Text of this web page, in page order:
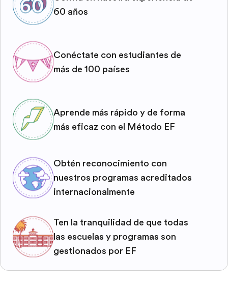
60 años
Conéctate con estudiantes de
más de 100 países
Aprende más rápido y de forma
más eficaz con el Método EF
Obtén reconocimiento con
nuestros programas acreditados
internacionalmente
Ten la tranquilidad de que todas
las escuelas y programas son
gestionados por EF